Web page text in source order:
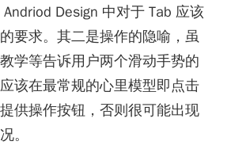
Design 中对于 Tab 应该
要求。其二是操作的隐喻，虽
学等告诉用户两个滑动手势的
该在最常规的心里模型即点击
供操作按钮，否则很可能出现
。